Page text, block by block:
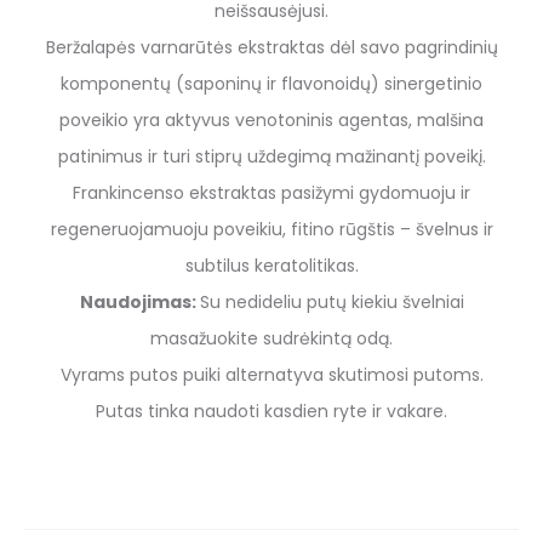
neišsausėjusi.
Beržalapės varnarūtės ekstraktas dėl savo pagrindinių
komponentų (saponinų ir flavonoidų) sinergetinio
poveikio yra aktyvus venotoninis agentas, malšina
patinimus ir turi stiprų uždegimą mažinantį poveikį.
Frankincenso ekstraktas pasižymi gydomuoju ir
regeneruojamuoju poveikiu, fitino rūgštis – švelnus ir
subtilus keratolitikas.
Naudojimas:Su nedideliu putų kiekiu švelniai
masažuokite sudrėkintą odą.
Vyrams putos puiki alternatyva skutimosi putoms.
Putas tinka naudoti kasdien ryte ir vakare.